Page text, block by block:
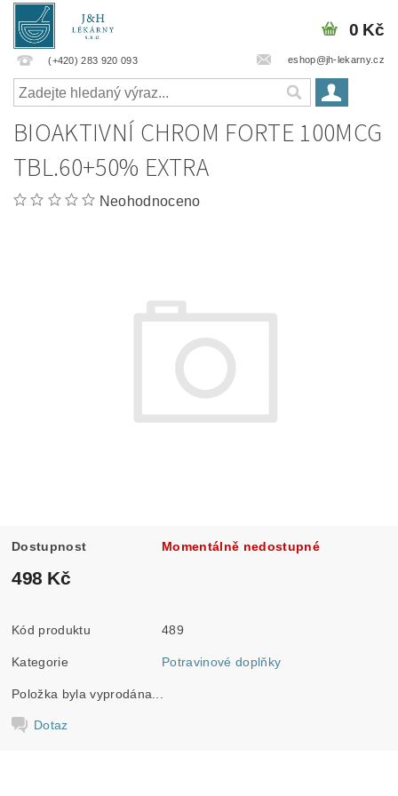
(+420) 283 920 093 eshop@jh-lekarny.cz
0 Kč
BIOAKTIVNÍ CHROM FORTE 100MCG
TBL.60+50% EXTRA
Neohodnoceno
Dostupnost Momentálně nedostupné
498 Kč
Kód produktu 489
Kategorie Potravinové doplňky
Položka byla vyprodána...
Dotaz